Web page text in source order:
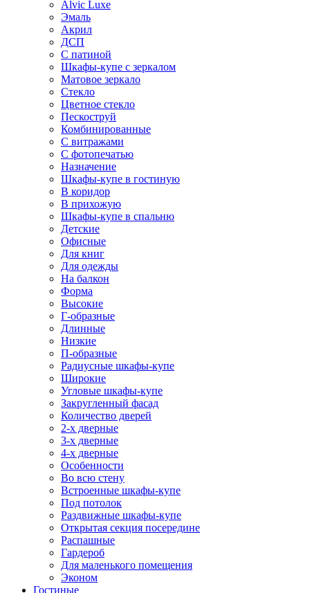
Alvic Luxe
Эмаль
Акрил
ДСП
С патиной
Шкафы-купе с зеркалом
Матовое зеркало
Стекло
Цветное стекло
Пескоструй
Комбинированные
С витражами
С фотопечатью
Назначение
Шкафы-купе в гостиную
В коридор
В прихожую
Шкафы-купе в спальню
Детские
Офисные
Для книг
Для одежды
На балкон
Форма
Высокие
Г-образные
Длинные
Низкие
П-образные
Радиусные шкафы-купе
Широкие
Угловые шкафы-купе
Закругленный фасад
Количество дверей
2-х дверные
3-х дверные
4-х дверные
Особенности
Во всю стену
Встроенные шкафы-купе
Под потолок
Раздвижные шкафы-купе
Открытая секция посередине
Распашные
Гардероб
Для маленького помещения
Эконом
Гостиные